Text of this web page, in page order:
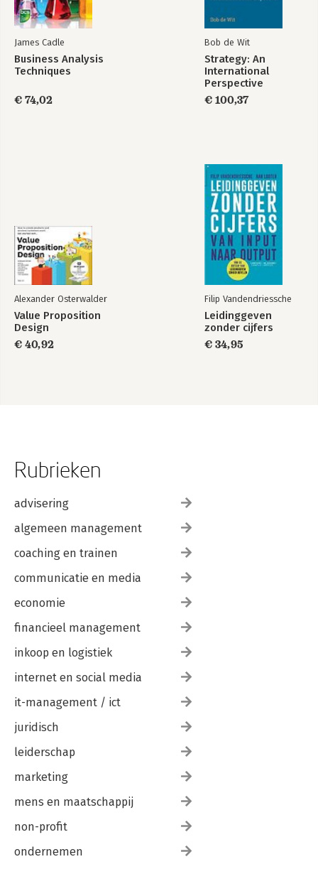
James Cadle
Business Analysis
Techniques
€ 74,02
Bob de Wit
Strategy: An
International
Perspective
€ 100,37
Alexander Osterwalder
Value Proposition
Design
€ 40,92
Filip Vandendriessche
Leidinggeven
zonder cijfers
€ 34,95
Rubrieken
advisering
algemeen management
coaching en trainen
communicatie en media
economie
financieel management
inkoop en logistiek
internet en social media
it-management / ict
juridisch
leiderschap
marketing
mens en maatschappij
non-profit
ondernemen